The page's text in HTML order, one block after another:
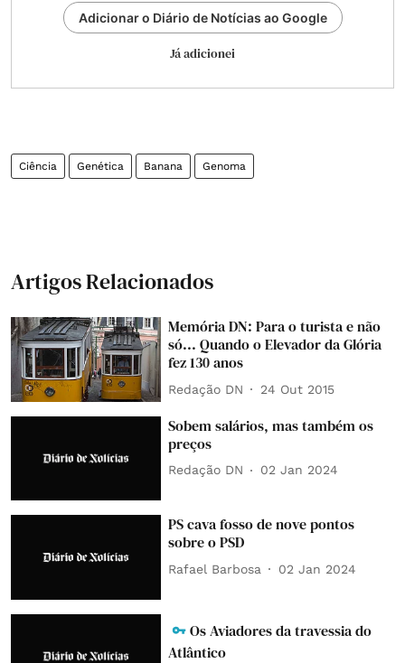
Adicionar o Diário de Notícias ao Google
Já adicionei
Ciência Genética Banana Genoma
Artigos Relacionados
Memória DN: Para o turista e não
só... Quando o Elevador da Glória
fez 130 anos
Redação DN 24 Out 2015
Sobem salários, mas também os
preços
Redação DN 02 Jan 2024
PS cava fosso de nove pontos
sobre o PSD
Rafael Barbosa 02 Jan 2024
Os Aviadores da travessia do
Atlântico